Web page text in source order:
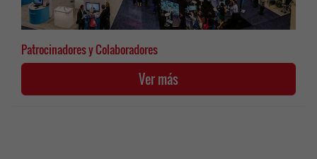
Patrocinadores y Colaboradores
Ver más